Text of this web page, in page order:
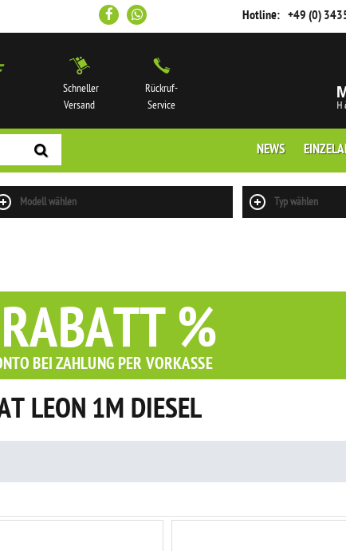
Hotline: +49 (0)
Schneller
Versand
Rückruf-
Service
NEWS
Modell wählen Typ wählen
%
BEI ZAHLUNG PER VORKASSE
LEON 1M DIESEL